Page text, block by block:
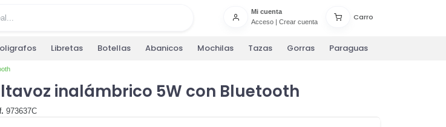
Mi cuenta
Acceso| Crear cuenta
Carro
Libretas Botellas Abanicos Mochilas Tazas Gorras Paraguas
inalámbrico 5W con Bluetooth
973637C